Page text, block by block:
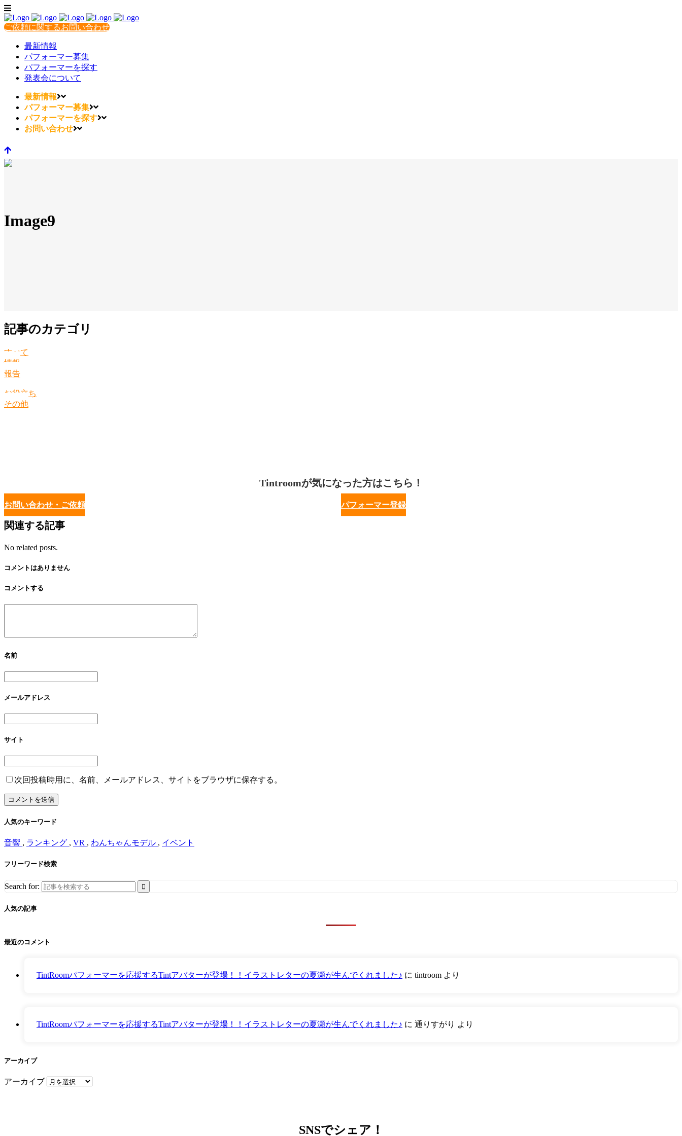
ご依頼に関するお問い合わせ
最新情報
パフォーマー募集
パフォーマーを探す
発表会について
最新情報
パフォーマー募集
パフォーマーを探す
お問い合わせ
Image9
記事のカテゴリ
すべて
情報
報告
お役立ち
その他
Tintroomが気になった方はこちら！
お問い合わせ・ご依頼 パフォーマー登録
関連する記事
No related posts.
コメントはありません
コメントする
名前
メールアドレス
サイト
次回投稿時用に、名前、メールアドレス、サイトをブラウザに保存する。
人気のキーワード
音響 , ランキング , VR , わんちゃんモデル , イベント
フリーワード検索
Search for:
人気の記事
最近のコメント
TintRoomパフォーマーを応援するTintアバターが登場！！イラストレターの夏瀬が生んでくれました♪ に tintroom より
TintRoomパフォーマーを応援するTintアバターが登場！！イラストレターの夏瀬が生んでくれました♪ に 通りすがり より
アーカイブ
アーカイブ
SNSでシェア！